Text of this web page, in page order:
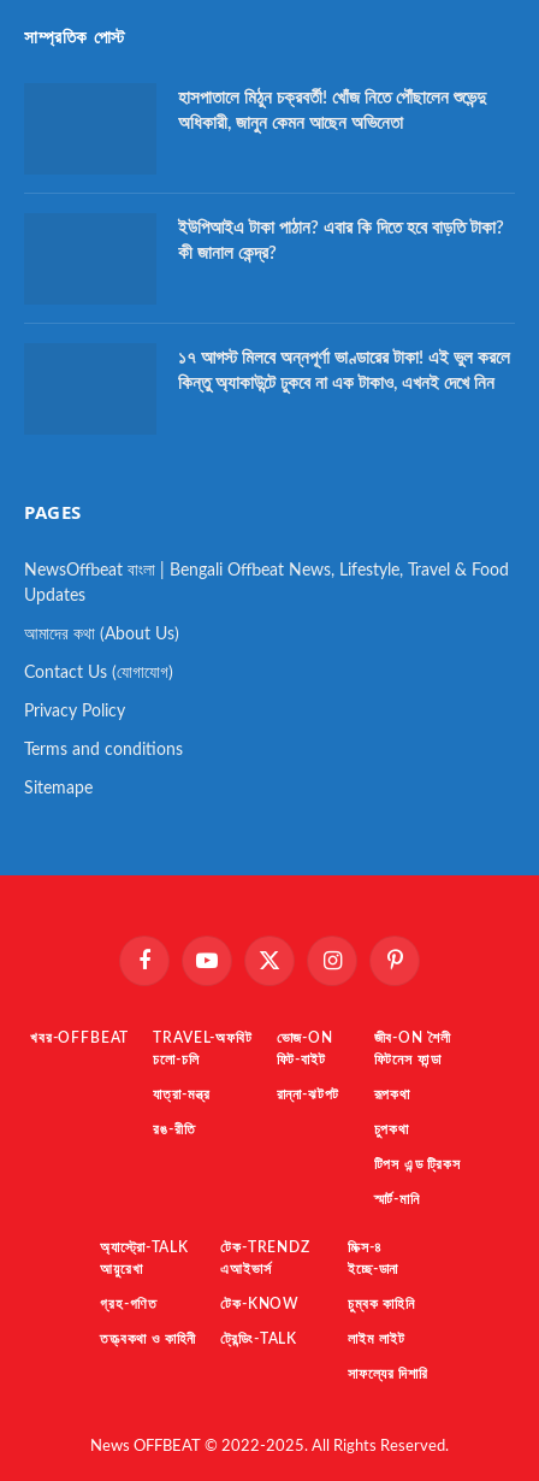
সাম্প্রতিক পোস্ট
হাসপাতালে মিঠুন চক্রবর্তী! খোঁজ নিতে পৌঁছালেন শুভেন্দু
অধিকারী, জানুন কেমন আছেন অভিনেতা
ইউপিআইএ টাকা পাঠান? এবার কি দিতে হবে বাড়তি টাকা?
কী জানাল কেন্দ্র?
১৭ আগস্ট মিলবে অন্নপূর্ণা ভাণ্ডারের টাকা! এই ভুল করলে
কিন্তু অ্যাকাউন্টে ঢুকবে না এক টাকাও, এখনই দেখে নিন
PAGES
NewsOffbeat বাংলা | Bengali Offbeat News, Lifestyle, Travel & Food
Updates
আমাদের কথা (About Us)
Contact Us (যোগাযোগ)
Privacy Policy
Terms and conditions
Sitemape
FacebookYouTube X
InstagramPinterest
খবর-OFFBEAT
TRAVEL-অফবিট
চলো-চলি
যাত্রা-মন্ত্র
রঙ-রীতি
ভোজ-ON
ফিট-বাইট
রান্না-ঝটপট
জীব-ON শৈলী
ফিটনেস ফান্ডা
রূপকথা
চুপকথা
টিপস এন্ড ট্রিকস
স্মার্ট-মানি
অ্যাস্ট্রো-TALK
আয়ুরেখা
গ্রহ-গণিত
তত্ত্বকথা ও কাহিনী
টেক-TRENDZ
এআইভার্স
টেক-KNOW
ট্রেন্ডিং-TALK
মিক্স-৪
ইচ্ছে-ডানা
চুম্বক কাহিনি
লাইম লাইট
সাফল্যের দিশারি
News OFFBEAT © 2022-2025. All Rights Reserved.